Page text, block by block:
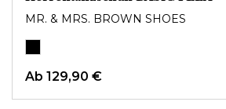
MR. & MRS. BROWN SHOES
Ab 129,90 €